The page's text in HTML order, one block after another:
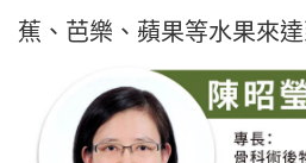
蕉、芭樂、蘋果等水果來